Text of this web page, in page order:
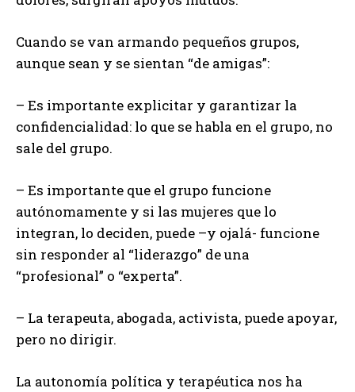
Cuando se van armando pequeños grupos,
aunque sean y se sientan “de amigas”:
– Es importante explicitar y garantizar la
confidencialidad: lo que se habla en el grupo, no
sale del grupo.
– Es importante que el grupo funcione
autónomamente y si las mujeres que lo
integran, lo deciden, puede –y ojalá- funcione
sin responder al “liderazgo” de una
“profesional” o “experta”.
– La terapeuta, abogada, activista, puede apoyar,
pero no dirigir.
La autonomía política y terapéutica nos ha